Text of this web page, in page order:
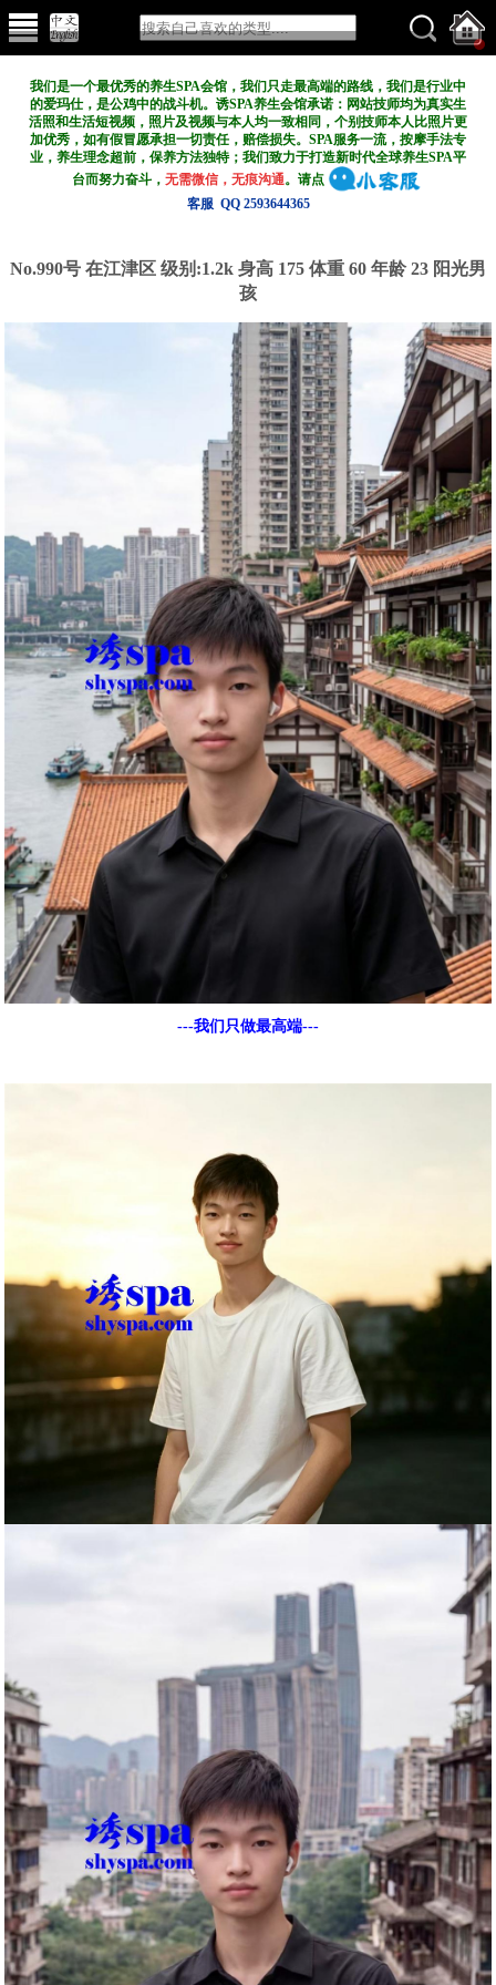
我们是一个最优秀的养生SPA会馆，我们只走最高端的路线，我们是行业中
的爱玛仕，是公鸡中的战斗机。诱SPA养生会馆承诺：网站技师均为真实生
活照和生活短视频，照片及视频与本人均一致相同，个别技师本人比照片更
加优秀，如有假冒愿承担一切责任，赔偿损失。SPA服务一流，按摩手法专
业，养生理念超前，保养方法独特；我们致力于打造新时代全球养生SPA平
台而努力奋斗，无需微信，无痕沟通。请点
客服 QQ 2593644365
No.990号 在江津区 级别:1.2k 身高 175 体重 60 年龄 23 阳光男
孩
---我们只做最高端---